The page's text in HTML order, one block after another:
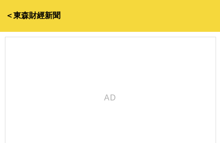
＜東森財經新聞